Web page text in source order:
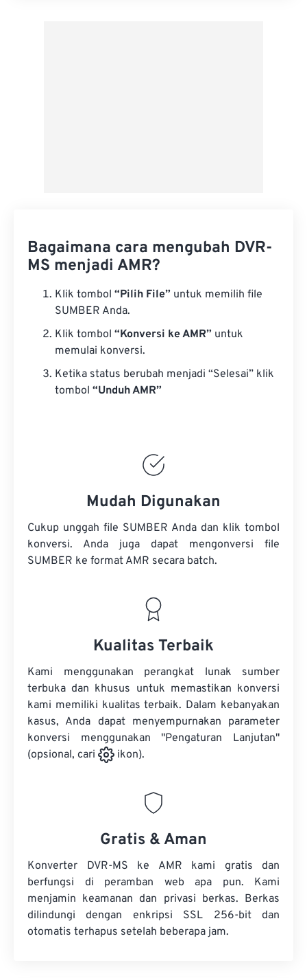
Bagaimana cara mengubah DVR-
MS menjadi AMR?
Klik tombol “Pilih File” untuk memilih file
SUMBER Anda.
Klik tombol “Konversi ke AMR” untuk
memulai konversi.
Ketika status berubah menjadi “Selesai” klik
tombol “Unduh AMR”
Mudah Digunakan
Cukup unggah file SUMBER Anda dan klik tombol
konversi. Anda juga dapat mengonversi file
SUMBER ke format AMR secara batch.
Kualitas Terbaik
Kami menggunakan perangkat lunak sumber
terbuka dan khusus untuk memastikan konversi
kami memiliki kualitas terbaik. Dalam kebanyakan
kasus, Anda dapat menyempurnakan parameter
konversi menggunakan "Pengaturan Lanjutan"
(opsional, cari
ikon).
Gratis & Aman
Konverter DVR-MS ke AMR kami gratis dan
berfungsi di peramban web apa pun. Kami
menjamin keamanan dan privasi berkas. Berkas
dilindungi dengan enkripsi SSL 256-bit dan
otomatis terhapus setelah beberapa jam.